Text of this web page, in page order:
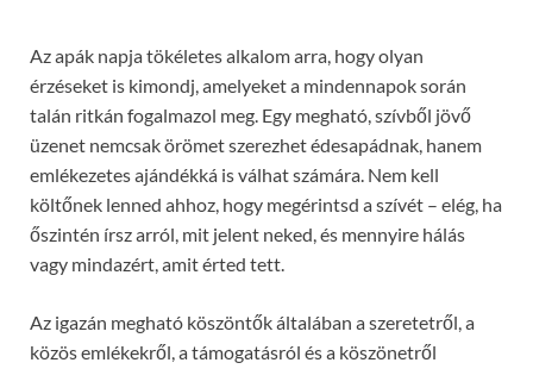
Az apák napja tökéletes alkalom arra, hogy olyan
érzéseket is kimondj, amelyeket a mindennapok során
talán ritkán fogalmazol meg. Egy megható, szívből jövő
üzenet nemcsak örömet szerezhet édesapádnak, hanem
emlékezetes ajándékká is válhat számára. Nem kell
költőnek lenned ahhoz, hogy megérintsd a szívét – elég, ha
őszintén írsz arról, mit jelent neked, és mennyire hálás
vagy mindazért, amit érted tett.
Az igazán megható köszöntők általában a szeretetről, a
közös emlékekről, a támogatásról és a köszönetről